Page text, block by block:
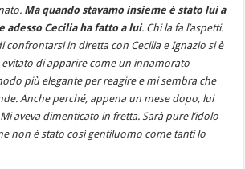
Ma quando stavamo insieme è stato lui a
adesso Cecilia ha fatto a lui. Chi la fa l’aspetti.
confrontarsi in diretta con Cecilia e Ignazio si è
evitato di apparire come un innamorato
più elegante per reagire e mi sembra che
Anche perché, appena un mese dopo, lui
aveva dimenticato in fretta. Sarà pure l’idolo
non è stato così gentiluomo come tanti lo